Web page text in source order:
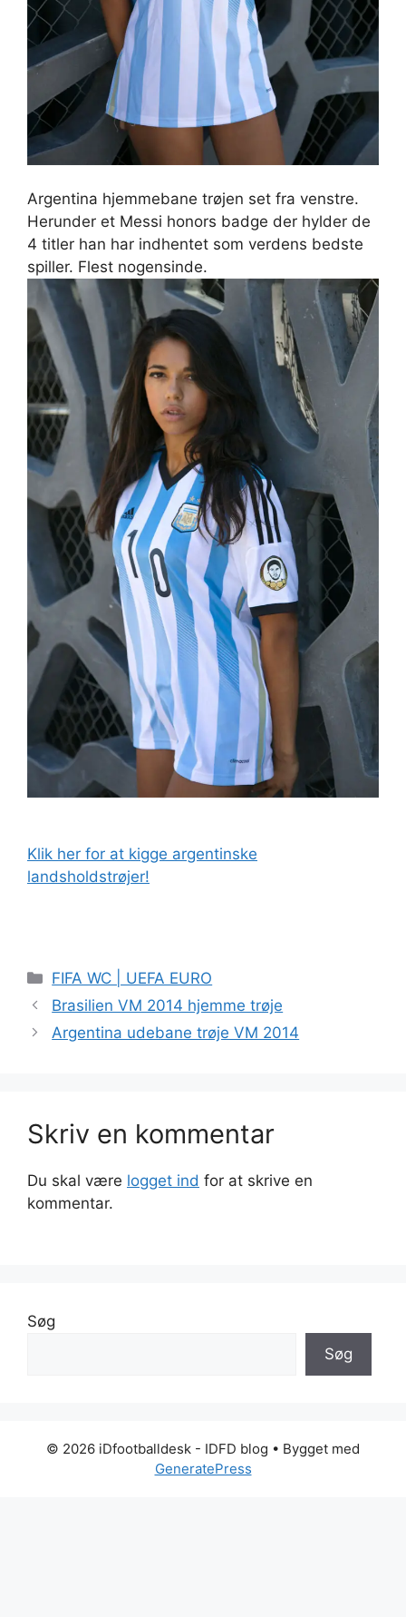
Argentina hjemmebane trøjen set fra venstre.
Herunder et Messi honors badge der hylder de
4 titler han har indhentet som verdens bedste
spiller. Flest nogensinde.
Klik her for at kigge argentinske
landsholdstrøjer!
Kategorier
FIFA WC | UEFA EURO
Brasilien VM 2014 hjemme trøje
Argentina udebane trøje VM 2014
Skriv en kommentar
Du skal være logget ind for at skrive en
kommentar.
Søg
Søg
© 2026 iDfootballdesk - IDFD blog • Bygget med
GeneratePress